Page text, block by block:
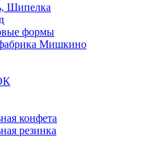
Шипелка
формы
Мишкино
конфета
резинка